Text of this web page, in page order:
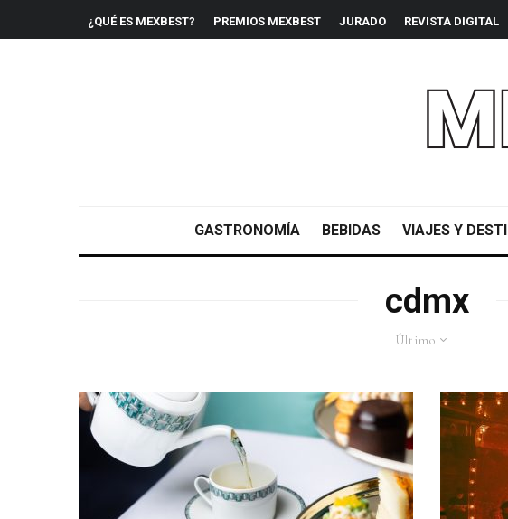
¿QUÉ ES MEXBEST? PREMIOS MEXBEST JURADO REVISTA DIGITAL
GASTRONOMÍA BEBIDAS VIAJES Y
cdmx
Último